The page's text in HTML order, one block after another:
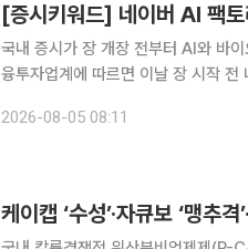
[증시키워드] 네이버 AI 팩
국내 증시가 장 개장 전부터 AI와 바이
융투자업계에 따르면 이날 장 시작
성전자와 SK하이닉스는 장중 극심한
2026-08-05 08:11